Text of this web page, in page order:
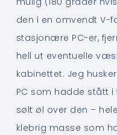
den i en omvendt V-
stasjonære PC-er,
hell ut eventuelle
kabinettet. Jeg
PC som hadde stått
sølt øl over den –
klebrig masse som